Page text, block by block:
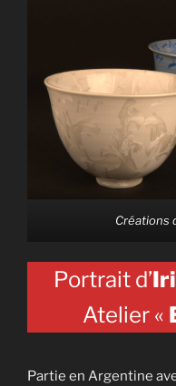
Créations
Portrait d’
Atelier «
Partie en Argentine